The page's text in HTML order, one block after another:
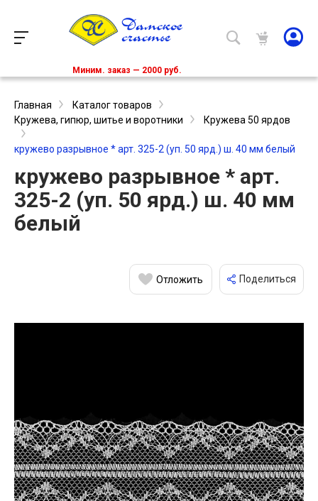
Миним. заказ — 2000 руб.
Главная
Каталог товаров
Кружева, гипюр, шитье и воротники
Кружева 50 ярдов
кружево разрывное * арт. 325-2 (уп. 50 ярд.) ш. 40 мм белый
кружево разрывное * арт.
325-2 (уп. 50 ярд.) ш. 40 мм
белый
Отложить Поделиться